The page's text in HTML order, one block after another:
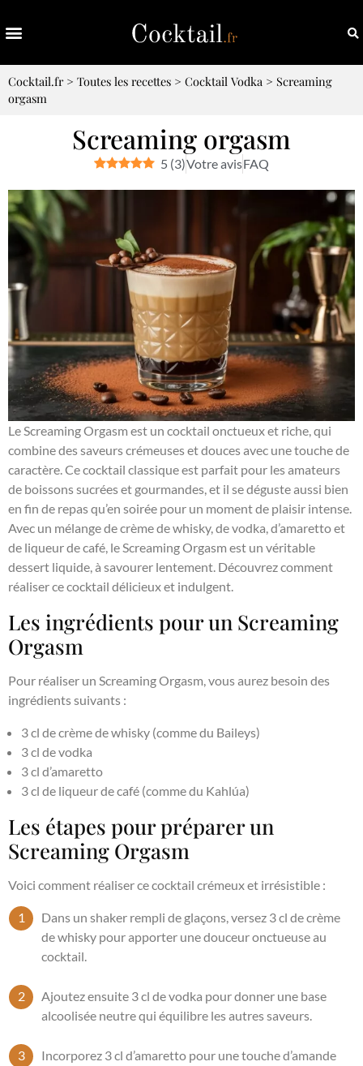
Cocktail.fr> Toutes les recettes > Cocktail Vodka > Screaming
orgasm
Screaming orgasm
5 (3)Votre avisFAQ
Le Screaming Orgasm est un cocktail onctueux et riche, qui
combine des saveurs crémeuses et douces avec une touche de
caractère. Ce cocktail classique est parfait pour les amateurs
de boissons sucrées et gourmandes, et il se déguste aussi bien
en fin de repas qu’en soirée pour un moment de plaisir intense.
Avec un mélange de crème de whisky, de vodka, d’amaretto et
de liqueur de café, le Screaming Orgasm est un véritable
dessert liquide, à savourer lentement. Découvrez comment
réaliser ce cocktail délicieux et indulgent.
Les ingrédients pour un Screaming
Orgasm
Pour réaliser un Screaming Orgasm, vous aurez besoin des
ingrédients suivants :
3 cl de crème de whisky (comme du Baileys)
3 cl de vodka
3 cl d’amaretto
3 cl de liqueur de café (comme du Kahlúa)
Les étapes pour préparer un
Screaming Orgasm
Voici comment réaliser ce cocktail crémeux et irrésistible :
Dans un shaker rempli de glaçons, versez 3 cl de crème
de whisky pour apporter une douceur onctueuse au
cocktail.
Ajoutez ensuite 3 cl de vodka pour donner une base
alcoolisée neutre qui équilibre les autres saveurs.
Incorporez 3 cl d’amaretto pour une touche d’amande